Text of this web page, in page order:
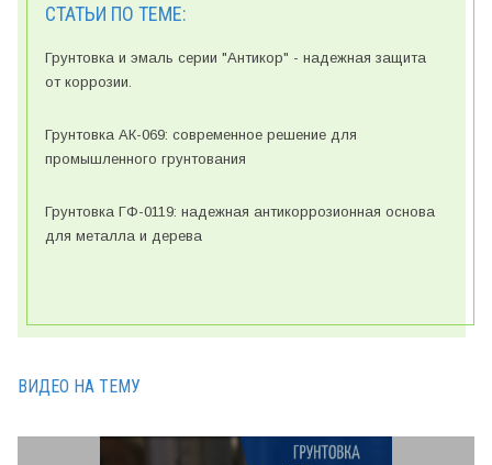
СТАТЬИ ПО ТЕМЕ:
Грунтовка и эмаль серии "Антикор" - надежная защита
от коррозии.
Грунтовка АК-069: современное решение для
промышленного грунтования
Грунтовка ГФ-0119: надежная антикоррозионная основа
для металла и дерева
ВИДЕО НА ТЕМУ